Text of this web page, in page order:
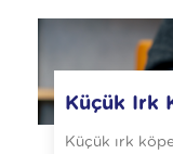
Küçük Irk
Küçük ırk